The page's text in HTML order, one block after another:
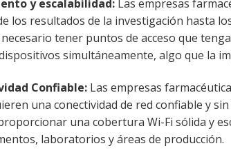
y escalabilidad: Las empresas
los resultados de la investigación hasta
tener puntos de acceso que
simultáneamente, algo que la
Confiable: Las empresas
una conectividad de red confiable y
una cobertura Wi-Fi sólida y
laboratorios y áreas de producción.